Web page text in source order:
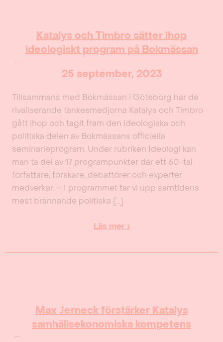
Katalys och Timbro sätter ihop
ideologiskt program på Bokmässan
25 september, 2023
Tillsammans med Bokmässan i Göteborg har de
rivaliserande tankesmedjorna Katalys och Timbro
gått ihop och tagit fram den ideologiska och
politiska delen av Bokmässans officiella
seminarieprogram. Under rubriken Ideologi kan
man ta del av 17 programpunkter där ett 60-tal
författare, forskare, debattörer och experter
medverkar. – I programmet tar vi upp samtidens
mest brännande politiska […]
Läs mer ›
Max Jerneck förstärker Katalys
samhällsekonomiska kompetens